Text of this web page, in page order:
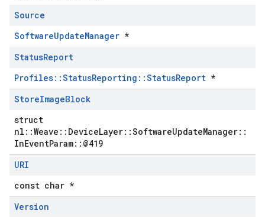
Source
SoftwareUpdateManager *
StatusReport
Profiles::StatusReporting::StatusReport *
StoreImageBlock
struct
nl::Weave::DeviceLayer::SoftwareUpdateManager::
InEventParam::@419
URI
const char *
Version